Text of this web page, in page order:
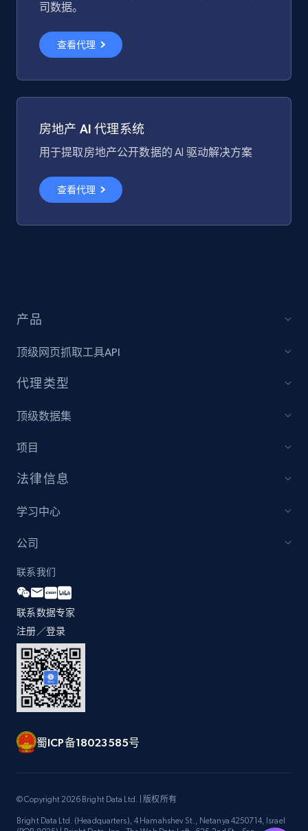
司数据。
查看代理
房地产 AI 代理系统
用于提取房地产公开数据的 AI 驱动解决方案
查看代理
产品
顶级网页抓取工具API
代理类型
顶级数据集
项目
法律信息
学习中心
公司
联系我们
联系数据专家
注册／登录
蜀ICP备18023585号
© Copyright 2026 Bright Data Ltd. | 版权所有
Bright Data Ltd. (Headquarters), 4 Hamahshev St., Netanya 4250714, Israel